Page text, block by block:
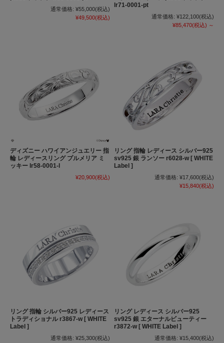
通常価格: ¥55,000(税込)
¥49,500(税込)
lr71-0001-pt
通常価格: ¥122,100(税込)
¥85,470(税込) ～
ディズニー ハワイアンジュエリー 指
輪 レディースリング プルメリア ミ
ッキー lr58-0001-l
¥20,900(税込)
リング 指輪 レディース シルバー925
sv925 銀 ランソー r6028-w [ WHITE
Label ]
通常価格: ¥17,600(税込)
¥15,840(税込)
リング 指輪 シルバー925 レディース
トラディショナル r3867-w [ WHITE
Label ]
通常価格: ¥25,300(税込)
リング レディース シルバー925
sv925 銀 エターナルビューティー
r3872-w [ WHITE Label ]
通常価格: ¥15,400(税込)